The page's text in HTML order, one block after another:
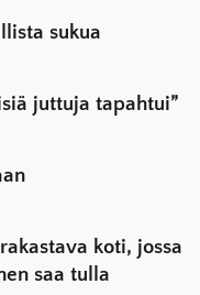
sukua
juttuja tapahtui”
koti, jossa
saa tulla